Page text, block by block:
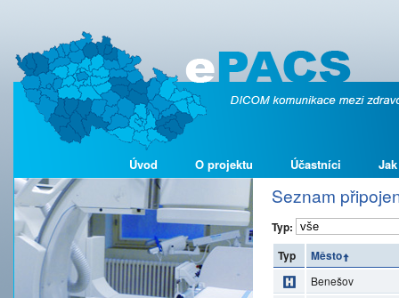
Úvod O projektu Účastníci
Seznam
Typ:
Typ
Město
Benešov